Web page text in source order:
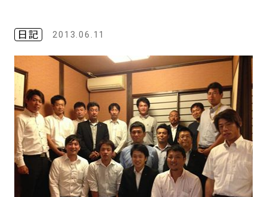
日記 2013.06.11